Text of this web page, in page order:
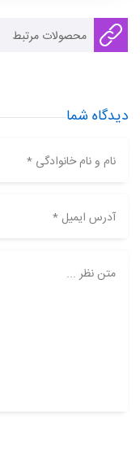
محصولات مرتبط
دیدگاه شما
نام و نام خانوادگی *
آدرس ایمیل *
متن نظر ...